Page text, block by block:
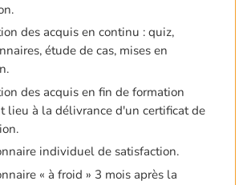
des acquis en continu : quiz,
étude de cas, mises en
des acquis en fin de formation
lieu à la délivrance d'un certificat de
individuel de satisfaction.
« à froid » 3 mois après la